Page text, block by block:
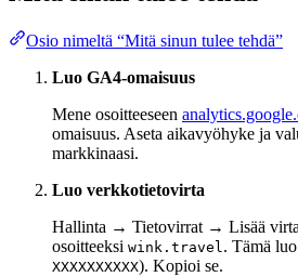
Osio nimeltä “Mitä sinun tulee tehdä”
Luo GA4-omaisuus
Mene osoitteeseen
omaisuus. Aseta aikavyöhyke ja
markkinaasi.
Luo verkkotietovirta
Hallinta → Tietovirrat → Lisää
osoitteeksi wink.travel. Tämä luo
XXXXXXXXXX). Kopioi se.